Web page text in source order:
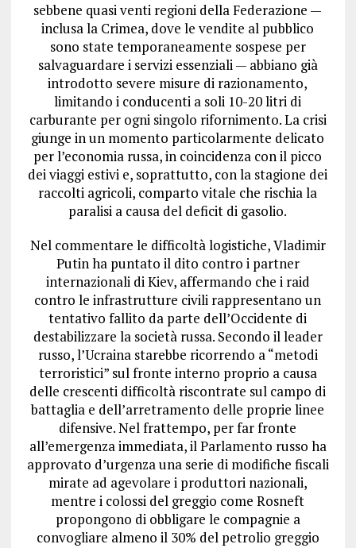
sebbene quasi venti regioni della Federazione —
inclusa la Crimea, dove le vendite al pubblico
sono state temporaneamente sospese per
salvaguardare i servizi essenziali — abbiano già
introdotto severe misure di razionamento,
limitando i conducenti a soli 10-20 litri di
carburante per ogni singolo rifornimento.La crisi
giunge in un momento particolarmente delicato
per l’economia russa, in coincidenza con il picco
dei viaggi estivi e, soprattutto, con la stagione dei
raccolti agricoli, comparto vitale che rischia la
paralisi a causa del deficit di gasolio.
Nel commentare le difficoltà logistiche, Vladimir
Putin ha puntato il dito contro i partner
internazionali di Kiev, affermando che i raid
contro le infrastrutture civili rappresentano un
tentativo fallito da parte dell’Occidente di
destabilizzare la società russa. Secondo il leader
russo, l’Ucraina starebbe ricorrendo a “metodi
terroristici” sul fronte interno proprio a causa
delle crescenti difficoltà riscontrate sul campo di
battaglia e dell’arretramento delle proprie linee
difensive.Nel frattempo, per far fronte
all’emergenza immediata, il Parlamento russo ha
approvato d’urgenza una serie di modifiche fiscali
mirate ad agevolare i produttori nazionali,
mentre i colossi del greggio come Rosneft
propongono di obbligare le compagnie a
convogliare almeno il 30% del petrolio greggio